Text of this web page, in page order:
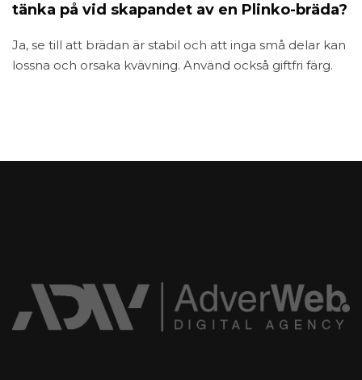
tänka på vid skapandet av en Plinko-bräda?
Ja, se till att brädan är stabil och att inga små delar kan
lossna och orsaka kvävning. Använd också giftfri färg.